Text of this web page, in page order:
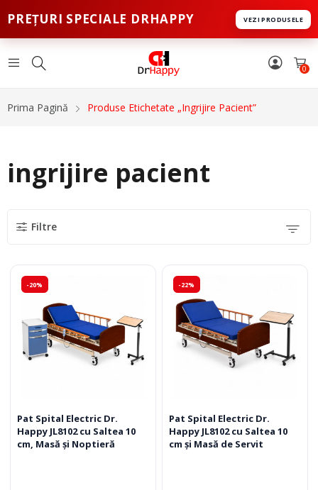
PREȚURI SPECIALE DRHAPPY VEZI PRODUSELE
0
Prima Pagină Produse Etichetate „ingrijire Pacient”
ingrijire pacient
Filtre
-20%
Pat Spital Electric Dr.
Happy JL8102 cu Saltea 10
cm, Masă și Noptieră
-22%
Pat Spital Electric Dr.
Happy JL8102 cu Saltea 10
cm și Masă de Servit